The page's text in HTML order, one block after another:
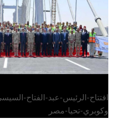
افتتاح-الرئيس-عبد-الفتاح-
وكوبري-تحيا-مصر